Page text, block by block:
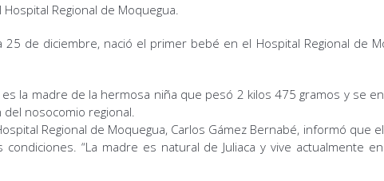
Regional de Moquegua.
de diciembre, nació el primer bebé en el Hospital Regional de
es la madre de la hermosa niña que pesó 2 kilos 475 gramos y se
nosocomio regional.
Regional de Moquegua, Carlos Gámez Bernabé, informó que
“La madre es natural de Juliaca y vive actualmente